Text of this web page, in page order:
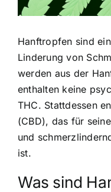
Hanftropfen sind
Linderung von
werden aus der
enthalten keine
THC. Stattdessen
(CBD), das für
und
ist.
Was sind